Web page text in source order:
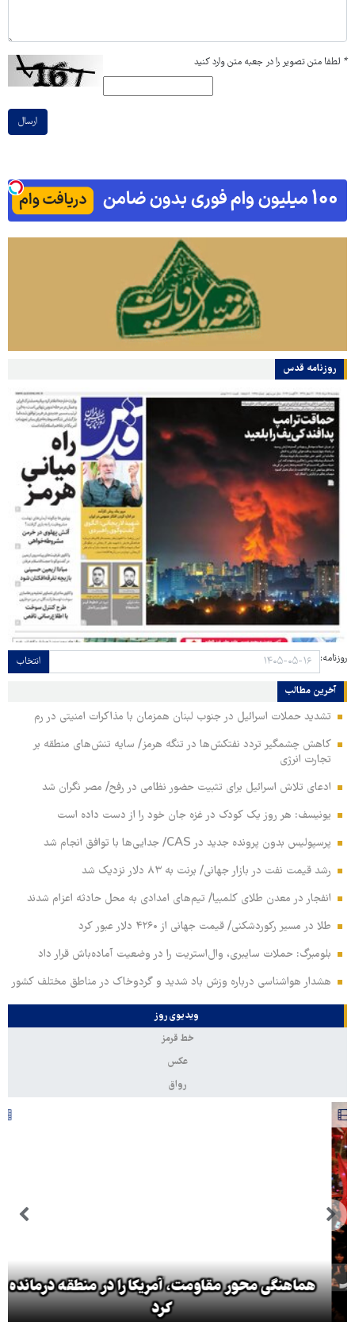
* لطفا متن تصویر را در جعبه متن وارد کنید
ارسال
روزنامه قدس
روزنامه: انتخاب
آخرین مطالب
تشدید حملات اسرائیل در جنوب لبنان همزمان با مذاکرات امنیتی در رم
کاهش چشمگیر تردد نفتکش‌ها در تنگه هرمز/ سایه تنش‌های منطقه بر
تجارت انرژی
ادعای تلاش اسرائیل برای تثبیت حضور نظامی در رفح/ مصر نگران شد
یونیسف: هر روز یک کودک در غزه جان خود را از دست داده است
پرسپولیس بدون پرونده جدید در CAS/ جدایی‌ها با توافق انجام شد
رشد قیمت نفت در بازار جهانی/ برنت به ۸۳ دلار نزدیک شد
انفجار در معدن طلای کلمبیا/ تیم‌های امدادی به محل حادثه اعزام شدند
طلا در مسیر رکوردشکنی/ قیمت جهانی از ۴۲۶۰ دلار عبور کرد
بلومبرگ: حملات سایبری، وال‌استریت را در وضعیت آماده‌باش قرار داد
هشدار هواشناسی درباره وزش باد شدید و گردوخاک در مناطق مختلف کشور
ویدیوی روز
خط قرمز
عکس
رواق
هماهنگی محور مقاومت، آمریکا را در منطقه درمانده
کرد